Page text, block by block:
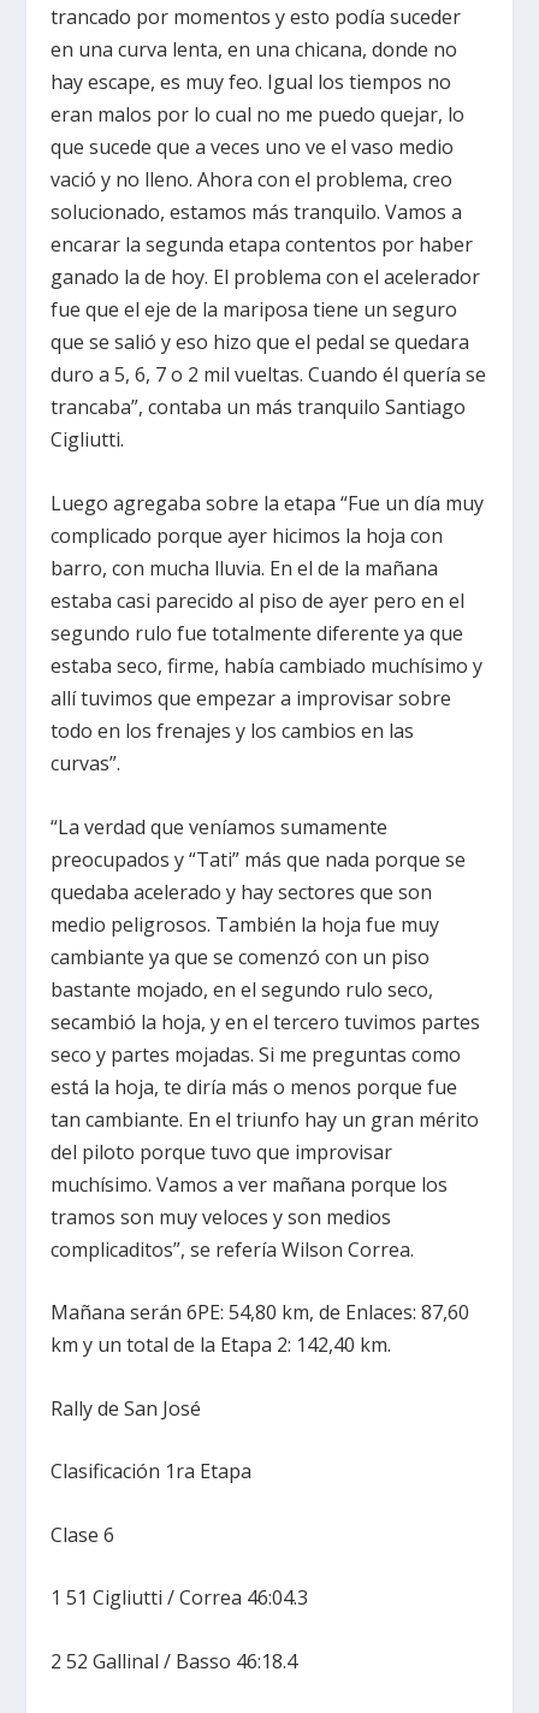
trancado por momentos y esto podía suceder
en una curva lenta, en una chicana, donde no
hay escape, es muy feo. Igual los tiempos no
eran malos por lo cual no me puedo quejar, lo
que sucede que a veces uno ve el vaso medio
vació y no lleno. Ahora con el problema, creo
solucionado, estamos más tranquilo. Vamos a
encarar la segunda etapa contentos por haber
ganado la de hoy. El problema con el acelerador
fue que el eje de la mariposa tiene un seguro
que se salió y eso hizo que el pedal se quedara
duro a 5, 6, 7 o 2 mil vueltas. Cuando él quería se
trancaba”, contaba un más tranquilo Santiago
Cigliutti.
Luego agregaba sobre la etapa “Fue un día muy
complicado porque ayer hicimos la hoja con
barro, con mucha lluvia. En el de la mañana
estaba casi parecido al piso de ayer pero en el
segundo rulo fue totalmente diferente ya que
estaba seco, firme, había cambiado muchísimo y
allí tuvimos que empezar a improvisar sobre
todo en los frenajes y los cambios en las
curvas”.
“La verdad que veníamos sumamente
preocupados y “Tati” más que nada porque se
quedaba acelerado y hay sectores que son
medio peligrosos. También la hoja fue muy
cambiante ya que se comenzó con un piso
bastante mojado, en el segundo rulo seco,
secambió la hoja, y en el tercero tuvimos partes
seco y partes mojadas. Si me preguntas como
está la hoja, te diría más o menos porque fue
tan cambiante. En el triunfo hay un gran mérito
del piloto porque tuvo que improvisar
muchísimo. Vamos a ver mañana porque los
tramos son muy veloces y son medios
complicaditos”, se refería Wilson Correa.
Mañana serán 6PE: 54,80 km, de Enlaces: 87,60
km y un total de la Etapa 2: 142,40 km.
Rally de San José
Clasificación 1ra Etapa
Clase 6
1 51 Cigliutti / Correa 46:04.3
2 52 Gallinal / Basso 46:18.4